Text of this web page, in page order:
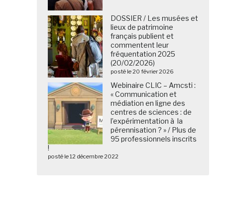
DOSSIER / Les musées et
lieux de patrimoine
français publient et
commentent leur
fréquentation 2025
(20/02/2026)
posté le 20 février 2026
Webinaire CLIC – Amcsti :
« Communication et
médiation en ligne des
centres de sciences : de
l’expérimentation à la
pérennisation ? » / Plus de
95 professionnels inscrits
!
posté le 12 décembre 2022